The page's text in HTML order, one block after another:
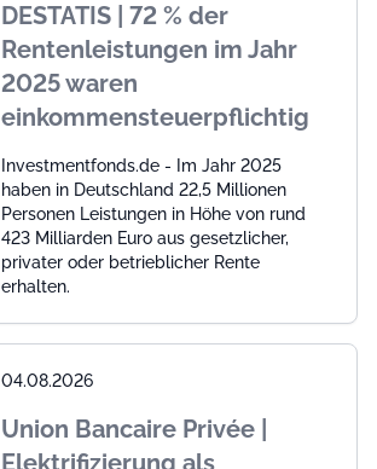
DESTATIS | 72 % der
Rentenleistungen im Jahr
2025 waren
einkommensteuerpflichtig
Investmentfonds.de - Im Jahr 2025
haben in Deutschland 22,5 Millionen
Personen Leistungen in Höhe von rund
423 Milliarden Euro aus gesetzlicher,
privater oder betrieblicher Rente
erhalten.
04.08.2026
Union Bancaire Privée |